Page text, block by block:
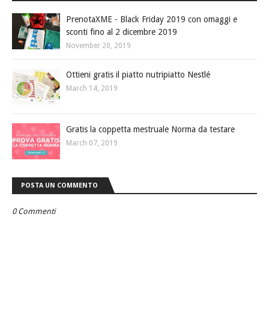
PrenotaXME - Black Friday 2019 con omaggi e
sconti fino al 2 dicembre 2019
November 20, 2019
Ottieni gratis il piatto nutripiatto Nestlé
March 14, 2019
Gratis la coppetta mestruale Norma da testare
March 07, 2019
POSTA UN COMMENTO
0 Commenti